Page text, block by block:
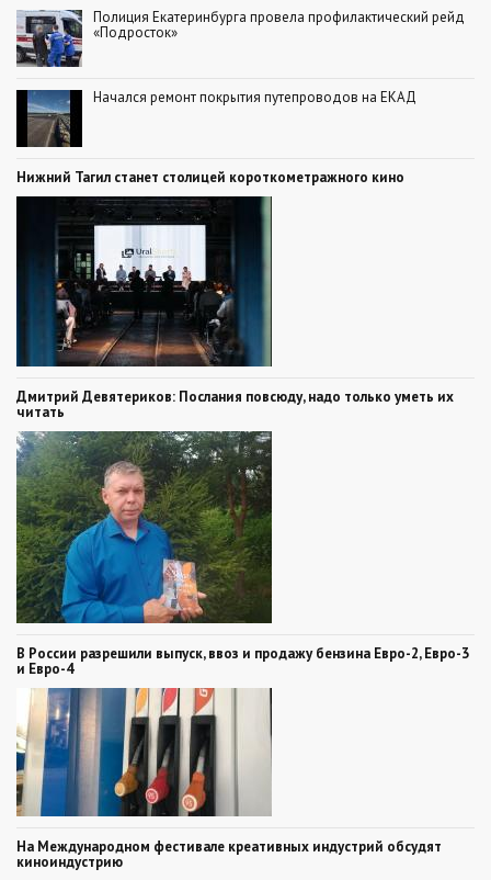
Полиция Екатеринбурга провела профилактический рейд
«Подросток»
Начался ремонт покрытия путепроводов на ЕКАД
Нижний Тагил станет столицей короткометражного кино
Дмитрий Девятериков: Послания повсюду, надо только уметь их
читать
В России разрешили выпуск, ввоз и продажу бензина Евро-2, Евро-3
и Евро-4
На Международном фестивале креативных индустрий обсудят
киноиндустрию